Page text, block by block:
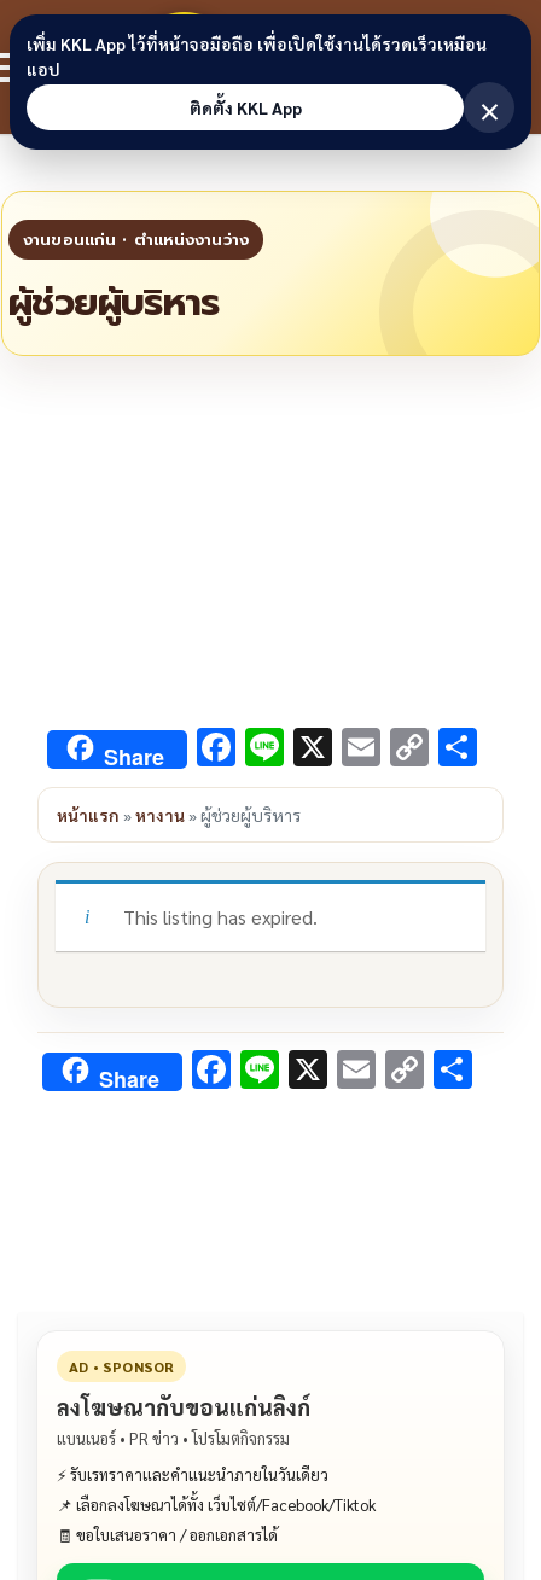
Skip to content
ขอนแก่น
ลิงก์
ผู้ช่วยผู้บริหาร
Share F
ac
e
b
o
Li
n
e
X E
m
l
C
o
Li
k
h
ar
e
หน้าแรก »หางาน »ผู้ช่วยผู้บริหาร
This listing has expired.
Share F Li X E C
AD • SPONSOR
ลงโฆษณากับขอนแก่นลิงก์
แบนเนอร์ • PR ข่าว • โปรโมตกิจกรรม
⚡ รับเรทราคาและคำแนะนำภายในวันเดียว
📌 เลือกลงโฆษณาได้ทั้ง เว็บไซต์/Facebook/Tiktok
🧾 ขอใบเสนอราคา / ออกเอกสารได้
เพิ่ม KKL App ไว้ที่หน้าจอมือถือ เพื่อเปิดใช้งานได้รวดเร็วเหมือน
แอป
ติดตั้ง KKL App
×